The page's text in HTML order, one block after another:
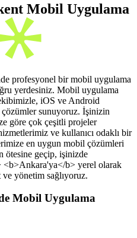
Mobil Uygulama
profesyonel bir mobil uygulama
yerdesiniz. Mobil uygulama
iOS ve Android
sunuyoruz. İşinizin
göre çok çeşitli projeler
ve kullanıcı odaklı bir
en uygun mobil çözümleri
ötesine geçip, işinizde
<b>Ankara'ya</b> yerel olarak
ve yönetim sağlıyoruz.
Mobil Uygulama